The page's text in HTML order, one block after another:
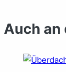
Auch an